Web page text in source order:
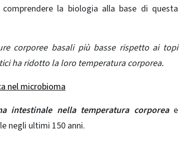
la biologia alla base di questa
corporee basali più basse rispetto ai topi
ha ridotto la loro temperatura corporea.
nel microbioma
intestinalenella temperatura corporea e
negli ultimi 150 anni.